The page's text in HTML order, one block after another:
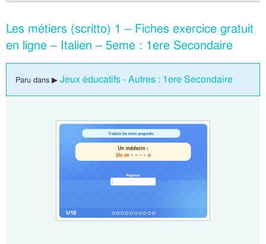
Les métiers (scritto) 1 – Fiches exercice gratuit
en ligne – Italien – 5eme : 1ere Secondaire
Paru dans ▶ Jeux éducatifs - Autres : 1ere Secondaire